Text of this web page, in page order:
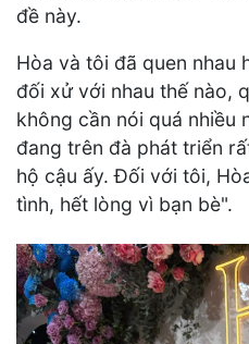
đề này.
Hòa và tôi đã quen nhau
đối xử với nhau thế nào,
không cần nói quá nhiều
đang trên đà phát triển
hộ cậu ấy. Đối với tôi,
tình, hết lòng vì bạn bè".